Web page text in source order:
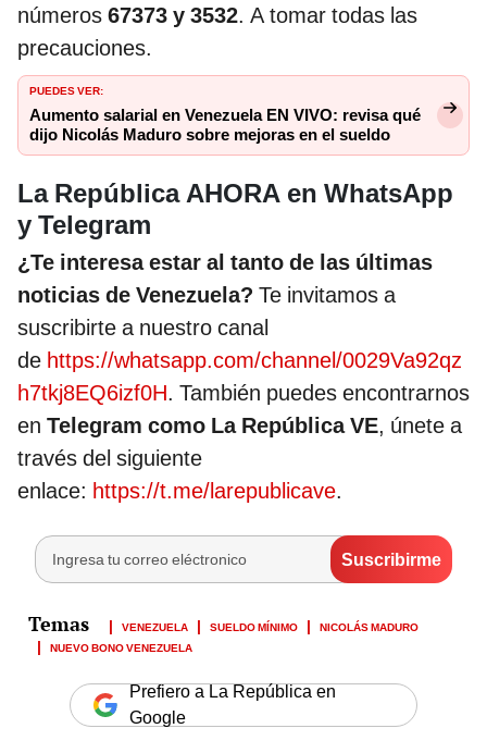
números 67373 y 3532. A tomar todas las
precauciones.
PUEDES VER:
Aumento salarial en Venezuela EN VIVO: revisa qué
dijo Nicolás Maduro sobre mejoras en el sueldo
La República AHORA en WhatsApp
y Telegram
¿Te interesa estar al tanto de las últimas
noticias de Venezuela? Te invitamos a
suscribirte a nuestro canal
de https://whatsapp.com/channel/0029Va92qz
h7tkj8EQ6izf0H. También puedes encontrarnos
en Telegram como La República VE, únete a
través del siguiente
enlace: https://t.me/larepublicave.
VENEZUELA SUELDO MÍNIMO
NICOLÁS MADURO
NUEVO BONO VENEZUELA
Prefiero a La República en
Google